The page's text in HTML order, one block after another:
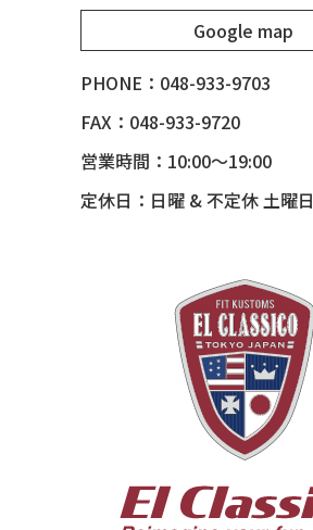
51 MERCURY *ART MORRISON
53 CHEVY BEL-AIR
55 BUICK ROADMASTER
55 CHEVY HANDYMAN WAGON
56 BUICK SPECIAL * 565 *
56 CHEVY BEL-AIR * KOMO *
56 CHEVY BEL-AIR *SPARKLE 56
57 CHEVY BEL-AIR CONVERTIBLE
57 CHEVY NOMAD *ACID 57*
Google map
PHONE：048-933-9703
FAX：048-933-9720
営業時間：10:00～19:00
定休日：日曜 & 不定休 土曜日